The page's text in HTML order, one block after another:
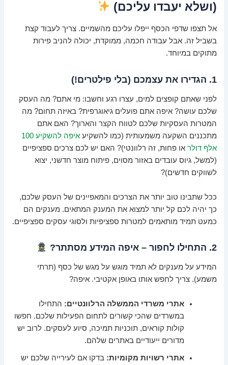
(ושלא יעבדו עליכם)
אל תצפו שדפי הכסף ייפלו עליכם מהשמיים. צריך לעבוד קצת
בשביל זה. אבל עבודה חכמה, ממוקדת, יכולה להניב פירות
מתוקים במיוחד.
1. הגדירו את עצמכם (בלי פילטרים!)
לפני שאתם קופצים למים, עצרו רגע וחשבו: מי אתם? מה העסק
שלכם עושה? איפה אתם פועלים גיאוגרפית? באיזה תחום? מה
המטרות העסקיות שלכם לטווח הקצר והארוך? האם אתם
מתכננים השקעה משמעותית (כמו להשקיע
איפה להשקיע 100
אלף דולר או פחות, זה רלוונטי)? האם יש לכם צרכים ספציפיים
(למשל, גיוס עובדים באזור מסוים, פיתוח מוצר חדשני, יצוא
לשווקים חדשים)?
ככל שתבינו טוב יותר את הצרכים והמאפיינים של העסק שלכם,
כך יהיה לכם קל יותר למצוא את המענק המתאים. מענקים הם
כמעט תמיד מותאמים למטרות ספציפיות ולסוגי עסקים ספציפיים.
2. התחילו לחפור – איפה המידע מסתתר?
המידע על מענקים לא תמיד מוגש על מגש של כסף (תרתי
משמע). צריך לחפש אותו באופן אקטיבי. איפה?
אתרי משרדי הממשלה הרלוונטיים: התחילו
במשרדים שהכי קשורים לתחום הפעילות שלכם. חפשו
קולות קוראים, תוכניות תמיכה, סיוע לעסקים. לרוב יש
מדורים ייעודיים באתרים שלהם.
אתרי רשויות מקומיות: בדקו אם לעירייה שלכם יש